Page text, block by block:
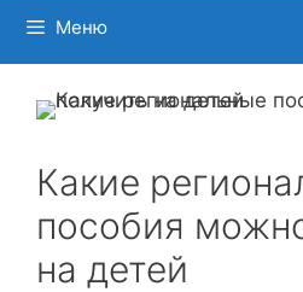
Меню
Какие
пособия
на детей